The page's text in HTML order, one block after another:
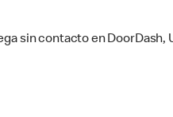
sin contacto en DoorDash,